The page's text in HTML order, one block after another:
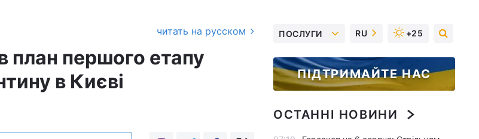
читать на русском
план першого етапу
в Києві
ПОСЛУГИ RU +25
ПІДТРИМАЙТЕ НАС
ОСТАННІ НОВИНИ